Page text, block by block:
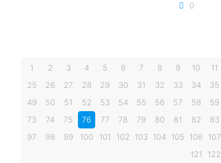
0
1 2 3 4 5 6 7 8 9 10
11
25
26 27 28 29 30 31 32 33 34
35
49
50 51 52 53 54 55 56 57 58
59
73
74 75 76 77 78 79 80 81 82
83
97
98 99 100 101 102 103 104 105 106
107
121
122